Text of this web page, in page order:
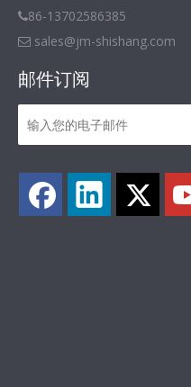
86-13702586385
 sales@jm-shishang.com
邮件订阅